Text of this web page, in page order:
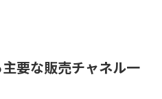
要な販売チャネル一